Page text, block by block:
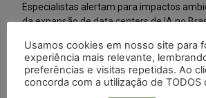
Especialistas alertam para impactos
da expansão de data centers de IA no
TSE reforça que sistemas das urnas
invioláveis após assinatura digital e
STF inicia julgamento sobre
Usamos cookies em nosso site para
experiência mais relevante,
preferências e visitas repetidas. Ao
concorda com a utilização de TODOS